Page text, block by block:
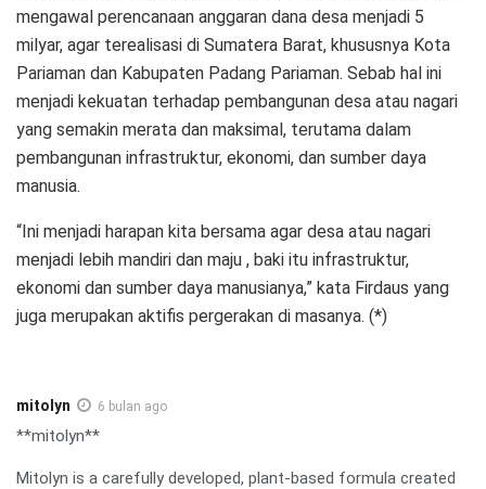
mengawal perencanaan anggaran dana desa menjadi 5
milyar, agar terealisasi di Sumatera Barat, khususnya Kota
Pariaman dan Kabupaten Padang Pariaman. Sebab hal ini
menjadi kekuatan terhadap pembangunan desa atau nagari
yang semakin merata dan maksimal, terutama dalam
pembangunan infrastruktur, ekonomi, dan sumber daya
manusia.
“Ini menjadi harapan kita bersama agar desa atau nagari
menjadi lebih mandiri dan maju , baki itu infrastruktur,
ekonomi dan sumber daya manusianya,” kata Firdaus yang
juga merupakan aktifis pergerakan di masanya. (*)
mitolyn 6 bulan ago
**mitolyn**
Mitolyn is a carefully developed, plant-based formula created